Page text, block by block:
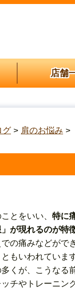
店舗
グ> 肩のお悩み >
とをいい、 特に
が現れるのが特
の痛みなどがで
もいわれていま
くが、こうなる
チやトレーニン